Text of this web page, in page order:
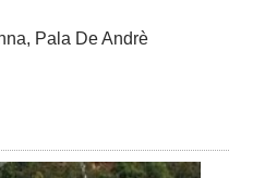
Pala De Andrè